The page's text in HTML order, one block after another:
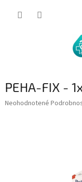
PEHA-FIX -
Priemerné
Neohodnotené